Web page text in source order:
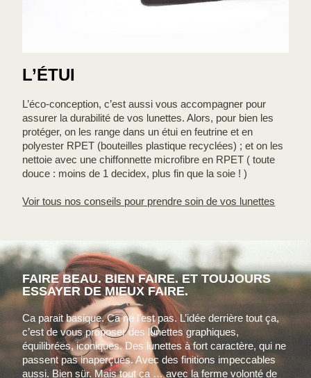
L’ÉTUI
L’éco-conception, c’est aussi vous accompagner pour
assurer la durabilité de vos lunettes. Alors, pour bien les
protéger, on les range dans un étui en feutrine et en
polyester RPET (bouteilles plastique recyclées) ; et on les
nettoie avec une chiffonnette microfibre en RPET ( toute
douce : moins de 1 decidex, plus fin que la soie ! )
Voir tous nos conseils pour prendre soin de vos lunettes
FAIRE BEAU. BIEN FAIRE. ET TOUJOURS
ESSAYER DE MIEUX FAIRE.
Ca parait basique. Ca ne l’est pas. L’idée derrière tout ça,
c’est de vous proposer des lunettes graphiques,
équilibrées, iconiques. Des lunettes à fort caractère, qui ne
passent pas inaperçues. Avec des finitions impeccables
aussi. Bien sür. Mais tout ça … avec la ferme volonté de